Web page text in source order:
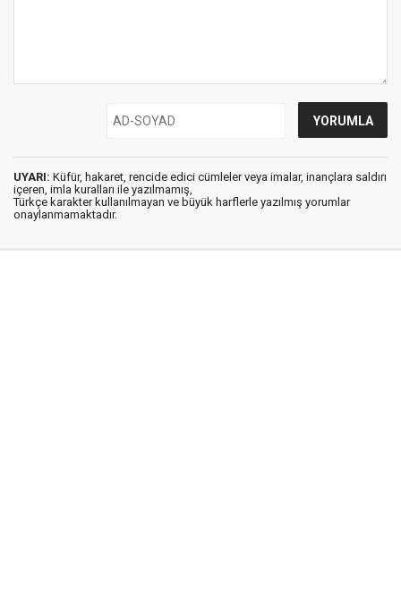
UYARI: Küfür, hakaret, rencide edici cümleler veya imalar, inançlara saldırı
içeren, imla kuralları ile yazılmamış,
Türkçe karakter kullanılmayan ve büyük harflerle yazılmış yorumlar
onaylanmamaktadır.